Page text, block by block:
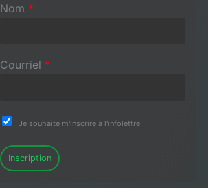
Nom *
Courriel *
Je souhaite m'inscrire à l'infolettre
Inscription